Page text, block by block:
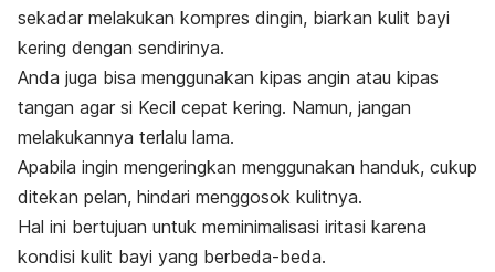
sekadar melakukan kompres dingin, biarkan kulit bayi
kering dengan sendirinya.
Anda juga bisa menggunakan kipas angin atau kipas
tangan agar si Kecil cepat kering. Namun, jangan
melakukannya terlalu lama.
Apabila ingin mengeringkan menggunakan handuk, cukup
ditekan pelan, hindari menggosok kulitnya.
Hal ini bertujuan untuk meminimalisasi iritasi karena
kondisi kulit bayi yang berbeda-beda.